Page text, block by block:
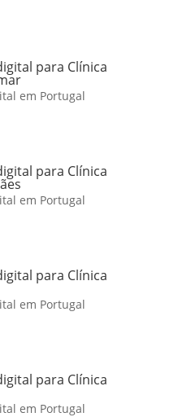
para Clínica
em Portugal
para Clínica
em Portugal
para Clínica
em Portugal
para Clínica
em Portugal